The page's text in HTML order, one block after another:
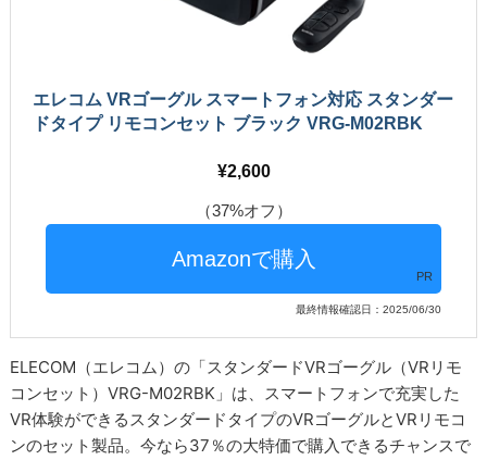
エレコム VRゴーグル スマートフォン対応 スタンダー
ドタイプ リモコンセット ブラック VRG-M02RBK
2,600
（37%オフ）
PR
最終情報確認日：2025/06/30
ELECOM（エレコム）の「スタンダードVRゴーグル（VRリモ
コンセット）VRG-M02RBK」は、スマートフォンで充実した
VR体験ができるスタンダードタイプのVRゴーグルとVRリモコ
ンのセット製品。今なら37％の大特価で購入できるチャンスで